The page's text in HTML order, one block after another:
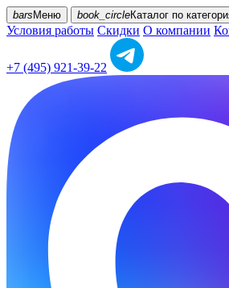
bars Меню book_circleКаталог по
Условия работы Скидки О компании
+7 (495) 921-39-22